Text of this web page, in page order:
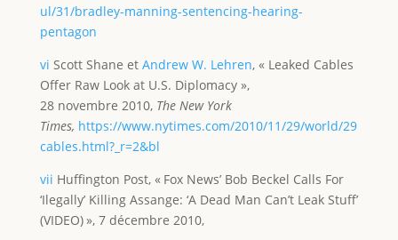
ul/31/bradley-manning-sentencing-hearing-
pentagon
vi Scott Shane et Andrew W. Lehren, « Leaked Cables
Offer Raw Look at U.S. Diplomacy »,
28 novembre 2010, The New York
Times, https://www.nytimes.com/2010/11/29/world/29
cables.html?_r=2&bl
vii Huffington Post, « Fox News’ Bob Beckel Calls For
‘Ilegally’ Killing Assange: ‘A Dead Man Can’t Leak Stuff’
(VIDEO) », 7 décembre 2010,